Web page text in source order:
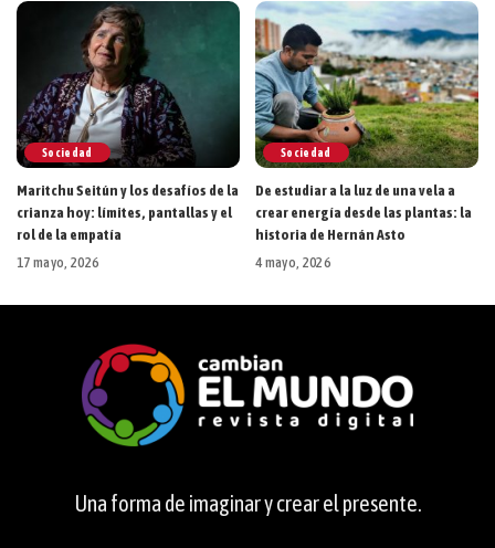
Sociedad
Maritchu Seitún y los desafíos de la
crianza hoy: límites, pantallas y el
rol de la empatía
17 mayo, 2026
Sociedad
De estudiar a la luz de una vela a
crear energía desde las plantas: la
historia de Hernán Asto
4 mayo, 2026
Una forma de imaginar y crear el presente.